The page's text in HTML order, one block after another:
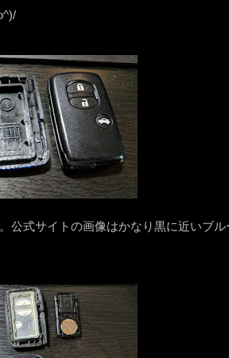
公式サイトの画像はかなり黒に近いブル